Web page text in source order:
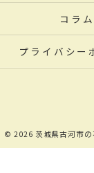
コラム
プライバシー
© 2026 茨城県古河市の